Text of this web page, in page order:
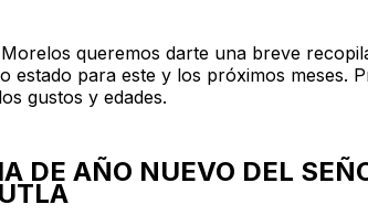
queremos darte una breve
estado para este y los próximos meses.
gustos y edades.
DE AÑO NUEVO DEL